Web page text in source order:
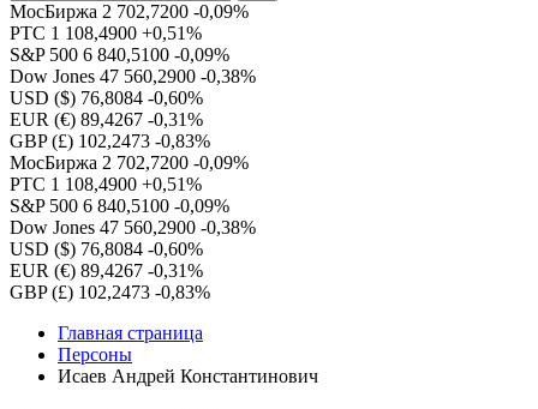
МосБиржа 2 702,7200 -0,09%
РТС 1 108,4900 +0,51%
S&P 500 6 840,5100 -0,09%
Dow Jones 47 560,2900 -0,38%
USD ($) 76,8084 -0,60%
EUR (€) 89,4267 -0,31%
GBP (£) 102,2473 -0,83%
МосБиржа 2 702,7200 -0,09%
РТС 1 108,4900 +0,51%
S&P 500 6 840,5100 -0,09%
Dow Jones 47 560,2900 -0,38%
USD ($) 76,8084 -0,60%
EUR (€) 89,4267 -0,31%
GBP (£) 102,2473 -0,83%
Главная страница
Персоны
Исаев Андрей Константинович